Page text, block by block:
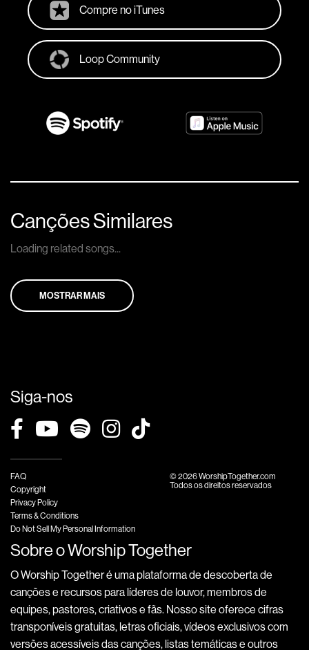
Compre no iTunes
Loop Community
Canções Similares
Loading related songs...
MOSTRAR MAIS
Siga-nos
FAQ
Copyright
Privacy Policy
Terms & Conditions
Do Not Sell My Personal Information
© 2026 WorshipTogether.com
Todos os direitos reservados
Sobre o Worship Together
O Worship Together é uma plataforma de descoberta de
canções e recursos para líderes de louvor, membros de
equipes, pastores, criativos e fãs. Nosso site oferece cifras
transponíveis gratuitas, letras oficiais, vídeos exclusivos com
versões acessíveis das canções, listas temáticas e outros